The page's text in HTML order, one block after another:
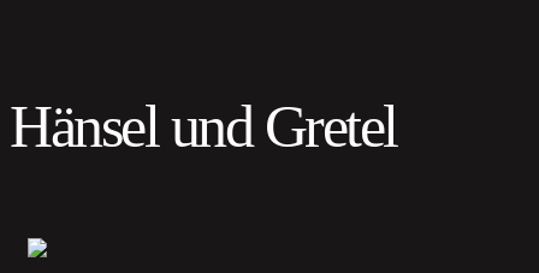
Hänsel und Gretel